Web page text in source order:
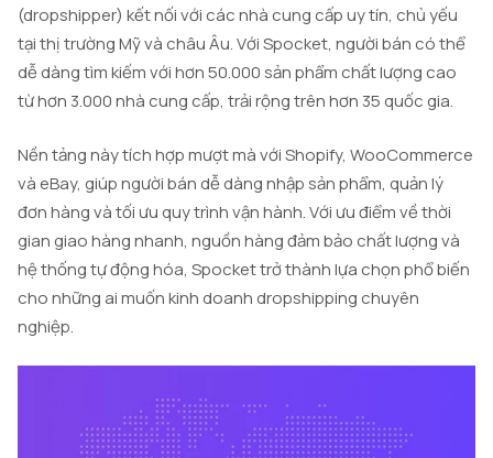
(dropshipper) kết nối với các nhà cung cấp uy tín, chủ yếu
tại thị trường Mỹ và châu Âu. Với Spocket, người bán có thể
dễ dàng tìm kiếm với hơn 50.000 sản phẩm chất lượng cao
từ hơn 3.000 nhà cung cấp, trải rộng trên hơn 35 quốc gia.
Nền tảng này tích hợp mượt mà với Shopify, WooCommerce
và eBay, giúp người bán dễ dàng nhập sản phẩm, quản lý
đơn hàng và tối ưu quy trình vận hành. Với ưu điểm về thời
gian giao hàng nhanh, nguồn hàng đảm bảo chất lượng và
hệ thống tự động hóa, Spocket trở thành lựa chọn phổ biến
cho những ai muốn kinh doanh dropshipping chuyên
nghiệp.